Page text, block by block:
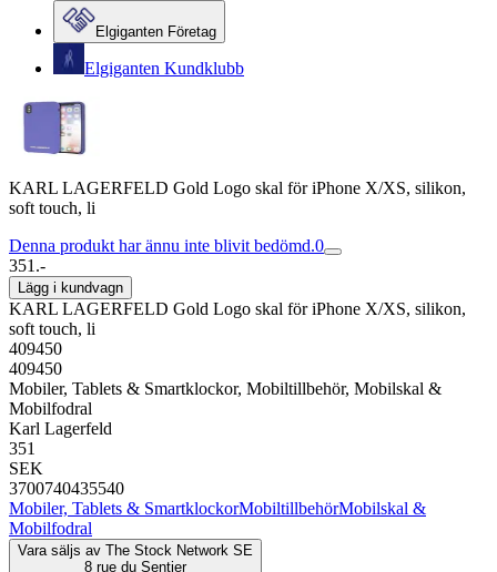
Elgiganten Företag
Elgiganten Kundklubb
KARL LAGERFELD Gold Logo skal för iPhone X/XS, silikon,
soft touch, li
Denna produkt har ännu inte blivit bedömd.0
351.-
Lägg i kundvagn
KARL LAGERFELD Gold Logo skal för iPhone X/XS, silikon,
soft touch, li
409450
409450
Mobiler, Tablets & Smartklockor, Mobiltillbehör, Mobilskal &
Mobilfodral
Karl Lagerfeld
351
SEK
3700740435540
Mobiler, Tablets & SmartklockorMobiltillbehörMobilskal &
Mobilfodral
Vara säljs av The Stock Network SE
8 rue du Sentier